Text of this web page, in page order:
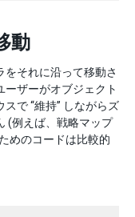
動
それに沿って移動さ
ザーがオブジェクト
で “維持” しながらズ
(例えば、戦略マップ
めのコードは比較的